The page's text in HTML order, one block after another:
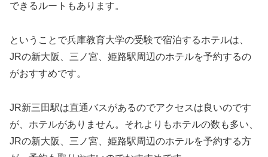
できるルートもあります。
ということで兵庫教育大学の受験で宿泊するホテルは、
JRの新大阪、三ノ宮、姫路駅周辺のホテルを予約するの
がおすすめです。
JR新三田駅は直通バスがあるのでアクセスは良いのです
が、ホテルがありません。それよりもホテルの数も多い、
JRの新大阪、三ノ宮、姫路駅周辺のホテルを予約する方